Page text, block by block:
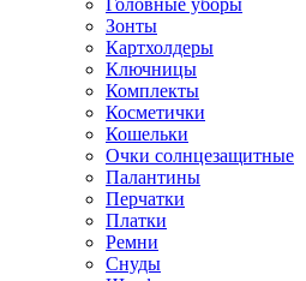
Головные уборы
Зонты
Картхолдеры
Ключницы
Комплекты
Косметички
Кошельки
Очки солнцезащитные
Палантины
Перчатки
Платки
Ремни
Снуды